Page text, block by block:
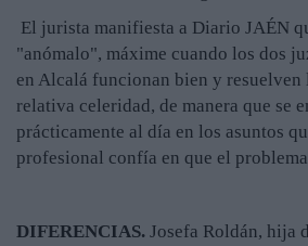
El jurista manifiesta a Diario JAÉN
"anómalo", máxime cuando los dos
en Alcalá funcionan bien y resuelven
relativa celeridad, de manera que se
prácticamente al día en los asuntos
profesional confía en que el
DIFERENCIAS. Josefa Roldán, hija